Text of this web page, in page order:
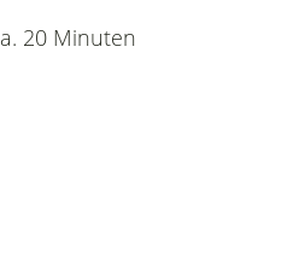
20 Minuten